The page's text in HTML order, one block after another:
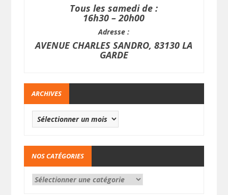
Tous les samedi de :
16h30 – 20h00
Adresse :
AVENUE CHARLES SANDRO, 83130 LA
GARDE
ARCHIVES
NOS CATÉGORIES